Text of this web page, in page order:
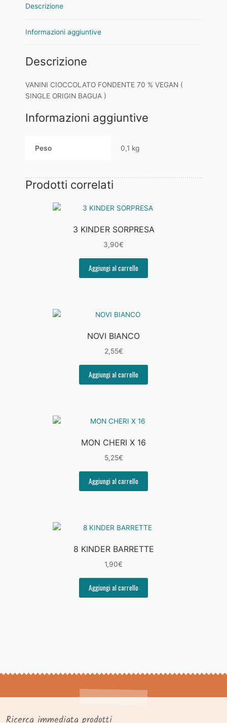
BAGUA
quantità
Descrizione
Informazioni aggiuntive
Descrizione
VANINI CIOCCOLATO FONDENTE 70 % VEGAN (
SINGLE ORIGIN BAGUA )
Informazioni aggiuntive
Peso 0,1 kg
Prodotti correlati
3 KINDER SORPRESA
3,90€
Aggiungi al carrello
NOVI BIANCO
2,55€
Aggiungi al carrello
MON CHERI X 16
5,25€
Aggiungi al carrello
8 KINDER BARRETTE
1,90€
Aggiungi al carrello
Ricerca immediata prodotti